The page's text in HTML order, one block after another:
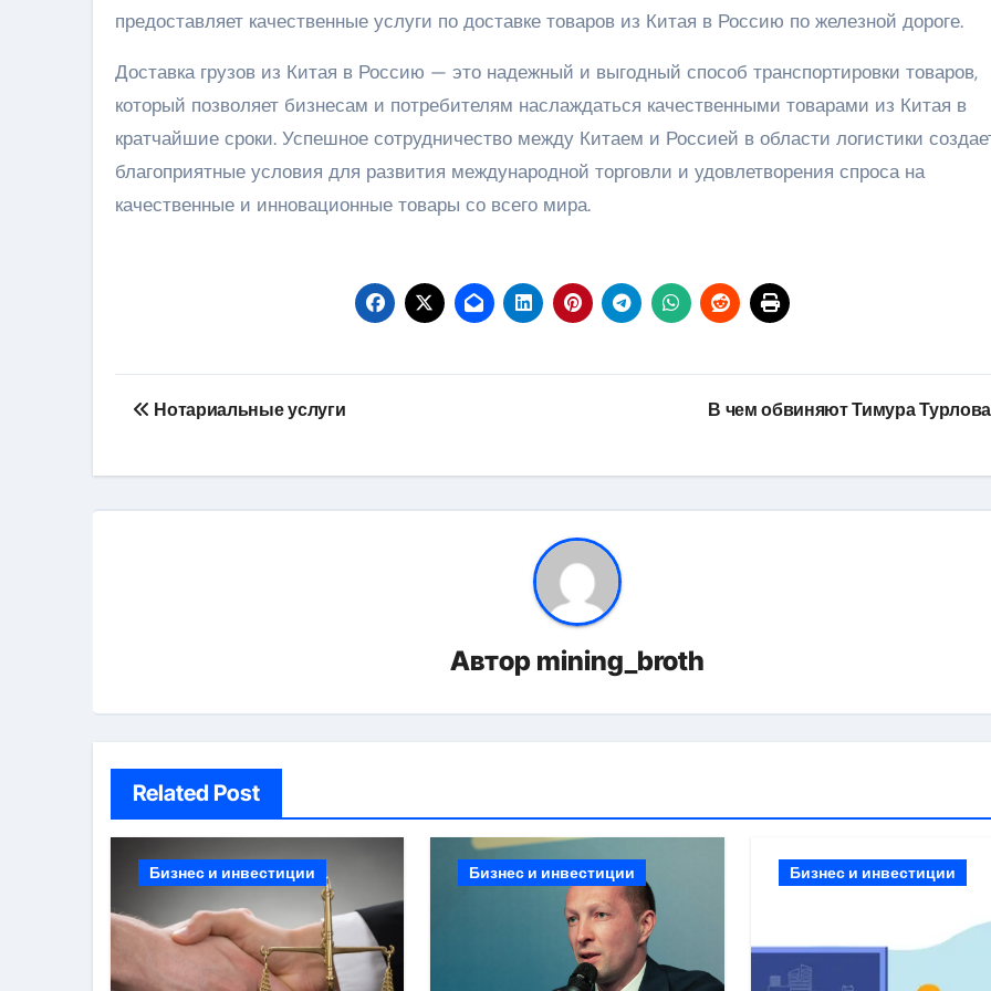
предоставляет качественные услуги по доставке товаров из Китая в Россию по железной дороге.
Доставка грузов из Китая в Россию — это надежный и выгодный способ транспортировки товаров,
который позволяет бизнесам и потребителям наслаждаться качественными товарами из Китая в
кратчайшие сроки. Успешное сотрудничество между Китаем и Россией в области логистики
благоприятные условия для развития международной торговли и удовлетворения спроса на
качественные и инновационные товары со всего мира.
Навигация
записям
Нотариальные услуги В чем обвиняют Тимура
Автор mining_broth
Related Post
Бизнес и инвестиции Бизнес и инвестиции Бизнес и инвестиции